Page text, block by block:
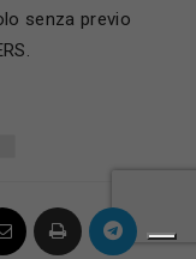
senza previo